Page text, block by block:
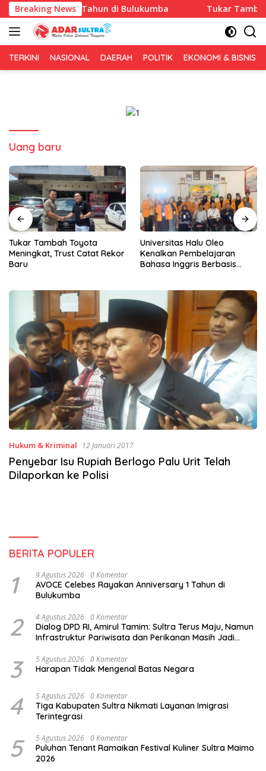
Langsung
ke
konten
Breaking News
Anniversary 1 Tahun di Bulukumba Tukar Tambah
TERKINI NASIONAL DAERAH POLITIK EKONOMI & BISNIS
Uang baru
Tukar Tambah Toyota
Meningkat, Trust Catat Rekor
Baru
Universitas Halu Oleo
Kenalkan Pembelajaran
Bahasa Inggris Berbasis
Hukum & Kriminal 12 Januari 2017
Penyebar Isu Rupiah Berlogo Palu Urit Telah
Dilaporkan ke Polisi
BERITA POPULER
1 9 Agustus 2026 0 Komentar
AVOCE Celebes Rayakan Anniversary 1 Tahun di
Bulukumba
2 4 Agustus 2026 0 Komentar
Dialog DPD RI, Amirul Tamim: Sultra Terus Maju, Namun
Infrastruktur Pariwisata dan Perikanan Masih Jadi
3 5 Agustus 2026 0 Komentar
Harapan Tidak Mengenal Batas Negara
4 5 Agustus 2026 0 Komentar
Tiga Kabupaten Sultra Nikmati Layanan Imigrasi
Terintegrasi
5 5 Agustus 2026 0 Komentar
Puluhan Tenant Ramaikan Festival Kuliner Sultra Maimo
2026